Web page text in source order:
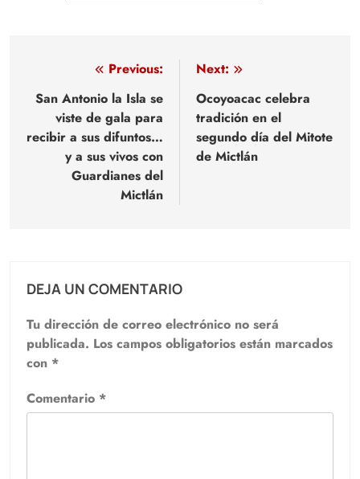
Navegación
de
entradas
Previous:
San Antonio la Isla se
viste de gala para
recibir a sus difuntos…
y a sus vivos con
Guardianes del
Mictlán
Next:
Ocoyoacac celebra
tradición en el
segundo día del Mitote
de Mictlán
DEJA UN COMENTARIO
Tu dirección de correo electrónico no será
publicada. Los campos obligatorios están marcados
con *
Comentario *